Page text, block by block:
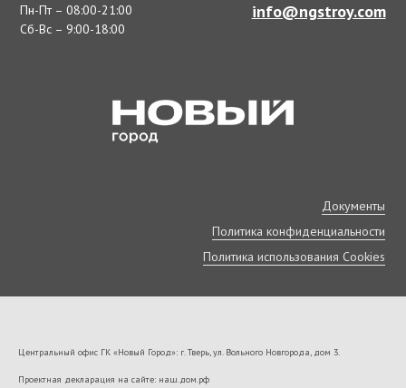
Пн-Пт – 08:00-21:00
Сб-Вс – 9:00-18:00
info@ngstroy.com
Документы
Политика конфиденциальности
Политика использования Cookies
Центральный офис ГК «Новый Город»: г. Тверь, ул. Вольного Новгорода, дом 3.
Проектная декларация на сайте: наш.дом.рф